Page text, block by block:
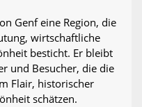
Genf eine Region, die
wirtschaftliche
besticht. Er bleibt
und Besucher, die die
Flair, historischer
schätzen.